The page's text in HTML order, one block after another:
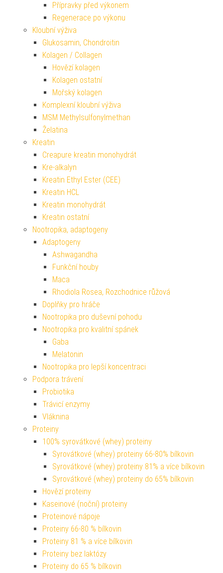
Přípravky před výkonem
Regenerace po výkonu
Kloubní výživa
Glukosamin, Chondroitin
Kolagen / Collagen
Hovězí kolagen
Kolagen ostatní
Mořský kolagen
Komplexní kloubní výživa
MSM Methylsulfonylmethan
Želatina
Kreatin
Creapure kreatin monohydrát
Kre-alkalyn
Kreatin Ethyl Ester (CEE)
Kreatin HCL
Kreatin monohydrát
Kreatin ostatní
Nootropika, adaptogeny
Adaptogeny
Ashwagandha
Funkční houby
Maca
Rhodiola Rosea, Rozchodnice růžová
Doplňky pro hráče
Nootropika pro duševní pohodu
Nootropika pro kvalitní spánek
Gaba
Melatonin
Nootropika pro lepší koncentraci
Podpora trávení
Probiotika
Trávicí enzymy
Vláknina
Proteiny
100% syrovátkové (whey) proteiny
Syrovátkové (whey) proteiny 66-80% bílkovin
Syrovátkové (whey) proteiny 81% a více bílkovin
Syrovátkové (whey) proteiny do 65% bílkovin
Hovězí proteiny
Kaseinové (noční) proteiny
Proteinové nápoje
Proteiny 66-80 % bílkovin
Proteiny 81 % a více bílkovin
Proteiny bez laktózy
Proteiny do 65 % bílkovin